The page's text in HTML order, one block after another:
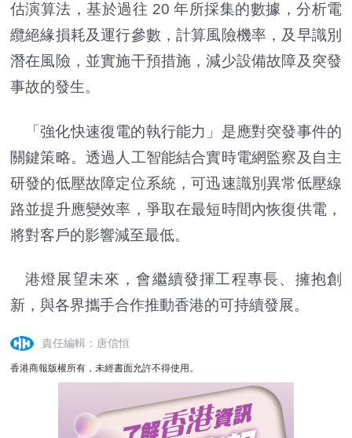
估演算法，基於過往 20 年所採集的數據，分析電
纜絕緣損耗及運行參數，計算風險機率，及早識別
潛在風險，並實施干預措施，減少設備故障及突發
事故的發生。
「強化快速復電的執行能力」是應對突發事件的
關鍵策略。透過人工智能結合實時電網監察及自主
研發的低壓故障定位系統，可迅速識別異常低壓線
路並提升應變效率，爭取在最短時間內恢復供電，
將對客戶的影響減至最低。
港燈展望未來，會繼續發揮工程專長、擁抱創
新，與各界攜手合作推動香港的可持續發展。
責任編輯：唐信恒
香港商報版權所有，未經書面允許不得使用。